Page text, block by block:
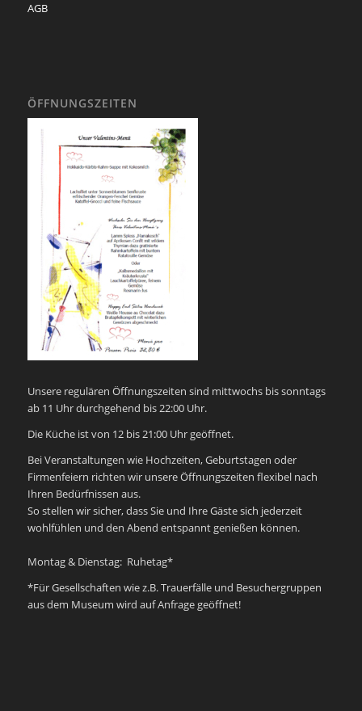
AGB
ÖFFNUNGSZEITEN
Unsere regulären Öffnungszeiten sind mittwochs bis sonntags
ab 11 Uhr durchgehend bis 22:00 Uhr.
Die Küche ist von 12 bis 21:00 Uhr geöffnet.
Bei Veranstaltungen wie Hochzeiten, Geburtstagen oder
Firmenfeiern richten wir unsere Öffnungszeiten flexibel nach
Ihren Bedürfnissen aus.
So stellen wir sicher, dass Sie und Ihre Gäste sich jederzeit
wohlfühlen und den Abend entspannt genießen können.
Montag & Dienstag: Ruhetag*
*Für Gesellschaften wie z.B. Trauerfälle und Besuchergruppen
aus dem Museum wird auf Anfrage geöffnet!